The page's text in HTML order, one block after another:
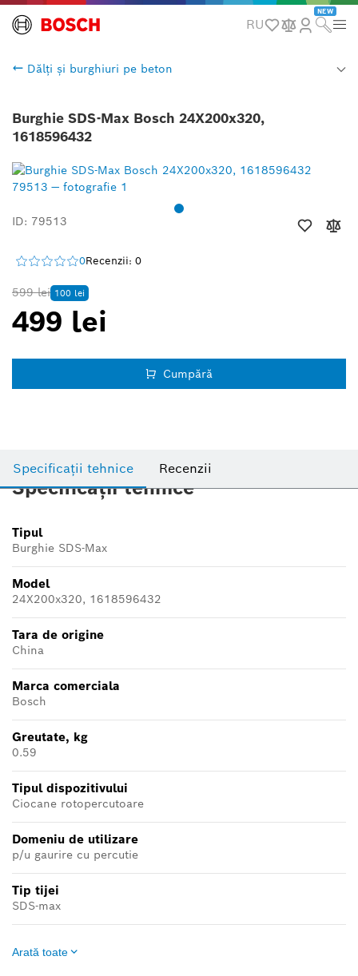
RU
NEW
Dălți și burghiuri pe beton
Burghie SDS-Max Bosch 24X200x320,
1618596432
ID: 79513
0Recenzii: 0
599 lei 100 lei
499 lei
Cumpără
Specificații tehnice Recenzii
Specificații tehnice
Tipul
Burghie SDS-Max
Model
24X200x320, 1618596432
Tara de origine
China
Marca comerciala
Bosch
Greutate, kg
0.59
Tipul dispozitivului
Ciocane rotopercutoare
Domeniu de utilizare
p/u gaurire cu percutie
Tip tijei
SDS-max
Arată toate